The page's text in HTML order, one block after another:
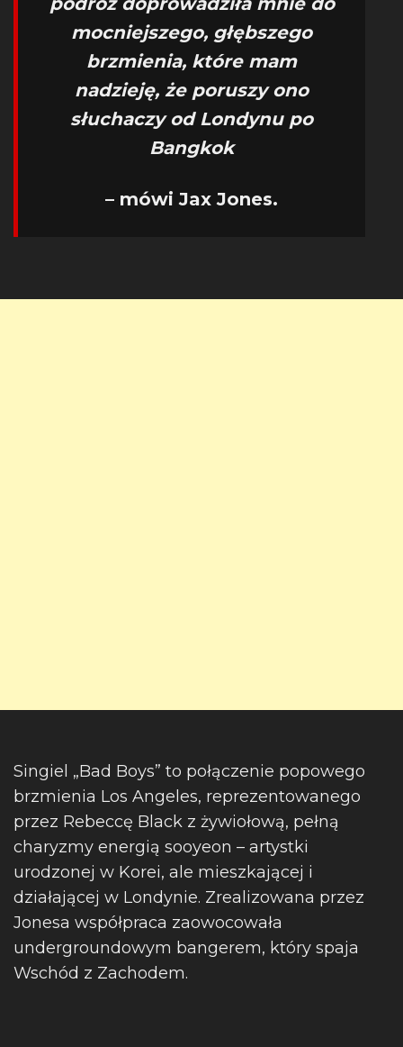
mocniejszego, głębszego
brzmienia, które mam
nadzieję, że poruszy ono
słuchaczy od Londynu po
Bangkok
– mówi Jax Jones.
Singiel „Bad Boys” to połączenie popowego
brzmienia Los Angeles, reprezentowanego
przez Rebeccę Black z żywiołową, pełną
charyzmy energią sooyeon – artystki
urodzonej w Korei, ale mieszkającej i
działającej w Londynie. Zrealizowana przez
Jonesa współpraca zaowocowała
undergroundowym bangerem, który spaja
Wschód z Zachodem.